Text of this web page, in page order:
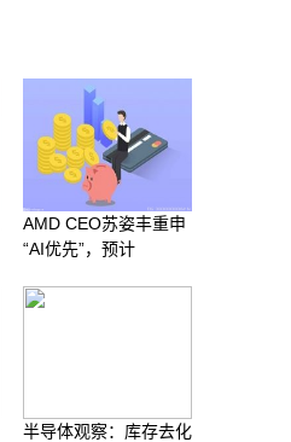
AMD CEO苏姿丰重申
“AI优先”，预计
半导体观察：库存去化